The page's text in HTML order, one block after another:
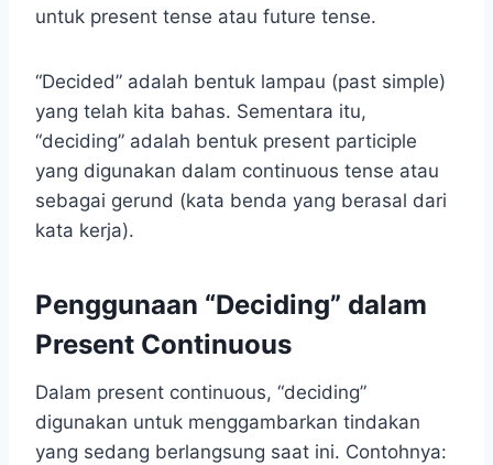
untuk present tense atau future tense.
“Decided” adalah bentuk lampau (past simple)
yang telah kita bahas. Sementara itu,
“deciding” adalah bentuk present participle
yang digunakan dalam continuous tense atau
sebagai gerund (kata benda yang berasal dari
kata kerja).
Penggunaan “Deciding” dalam
Present Continuous
Dalam present continuous, “deciding”
digunakan untuk menggambarkan tindakan
yang sedang berlangsung saat ini. Contohnya: